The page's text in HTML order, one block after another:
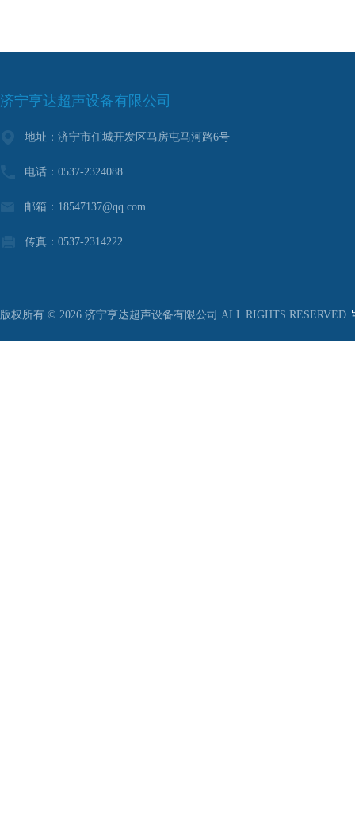
济宁亨达超声设备有限公司
地址：济宁市任城开发区马房屯马河路6号
电话：0537-2324088
邮箱：18547137@qq.com
传真：0537-2314222
版权所有 © 2026 济宁亨达超声设备有限公司 ALL RIGHTS RESERVED